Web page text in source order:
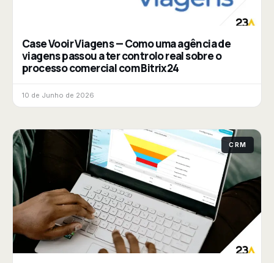
Case Vooir Viagens — Como uma agência de
viagens passou a ter controlo real sobre o
processo comercial com Bitrix24
10 de Junho de 2026
CRM